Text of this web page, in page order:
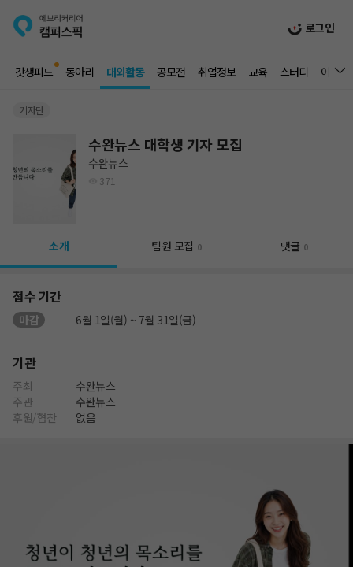
로그인
갓생피드 동아리 대외활동 공모전 취업정보 교육 스터디 이벤트
기자단
수완뉴스 대학생 기자 모집
수완뉴스
371
소개 팀원 모집 0 댓글 0
접수 기간
마감 6월 1일(월) ~ 7월 31일(금)
기관
주최
수완뉴스
주관
수완뉴스
후원/협찬
없음